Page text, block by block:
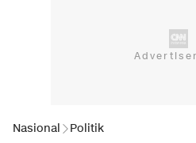
Nasional Politik